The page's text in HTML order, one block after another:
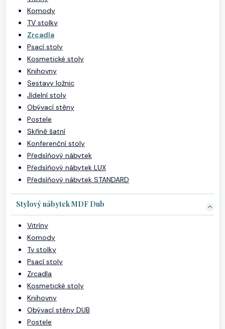
Komody
TV stolky
Zrcadla
Psací stoly
Kosmetické stoly
Knihovny
Sestavy ložnic
Jídelní stoly
Obývací stěny
Postele
Skříně šatní
Konferenční stoly
Předsíňový nábytek
Předsíňový nábytek LUX
Předsíňový nábytek STANDARD
Stylový nábytek MDF Dub
Vitríny
Komody
Tv stolky
Psací stoly
Zrcadla
Kosmetické stoly
Knihovny
Obývací stěny DUB
Postele